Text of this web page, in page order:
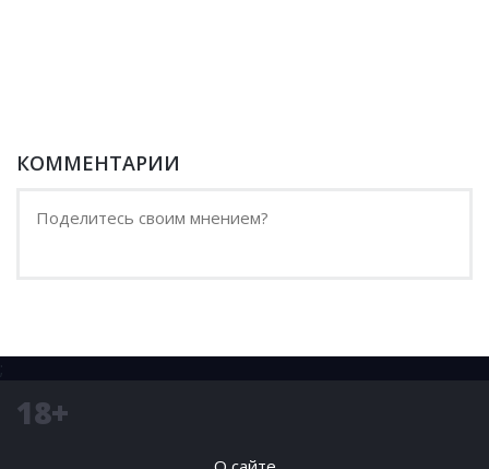
КОММЕНТАРИИ
;
18+